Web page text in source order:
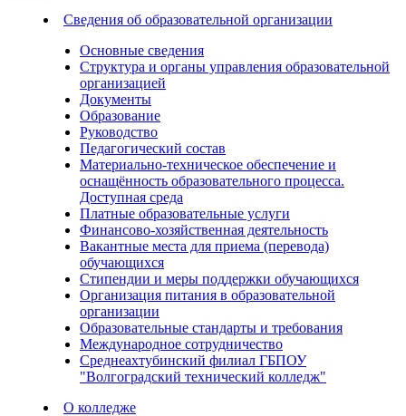
Сведения об образовательной организации
Основные сведения
Структура и органы управления образовательной
организацией
Документы
Образование
Руководство
Педагогический состав
Материально-техническое обеспечение и
оснащённость образовательного процесса.
Доступная среда
Платные образовательные услуги
Финансово-хозяйственная деятельность
Вакантные места для приема (перевода)
обучающихся
Стипендии и меры поддержки обучающихся
Организация питания в образовательной
организации
Образовательные стандарты и требования
Международное сотрудничество
Среднеахтубинский филиал ГБПОУ
"Волгоградский технический колледж"
О колледже